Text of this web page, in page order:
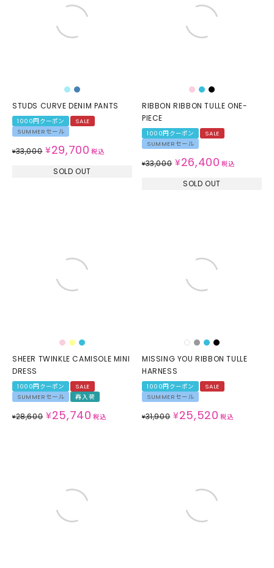
STUDS CURVE DENIM PANTS
1000円クーポン
SALE
SUMMERセール
¥33,000 ¥29,700 税込
SOLD OUT
RIBBON RIBBON TULLE ONE-
PIECE
1000円クーポン
SALE
SUMMERセール
¥33,000 ¥26,400 税込
SOLD OUT
SHEER TWINKLE CAMISOLE MINI
DRESS
1000円クーポン
SALE
SUMMERセール
再入荷
¥28,600 ¥25,740 税込
MISSING YOU RIBBON TULLE
HARNESS
1000円クーポン
SALE
SUMMERセール
¥31,900 ¥25,520 税込